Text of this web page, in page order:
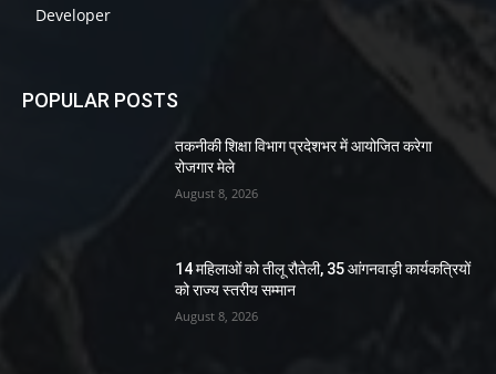
Developer
POPULAR POSTS
तकनीकी शिक्षा विभाग प्रदेशभर में आयोजित करेगा
रोजगार मेले
August 8, 2026
14 महिलाओं को तीलू रौतेली, 35 आंगनवाड़ी कार्यकत्रियों
को राज्य स्तरीय सम्मान
August 8, 2026